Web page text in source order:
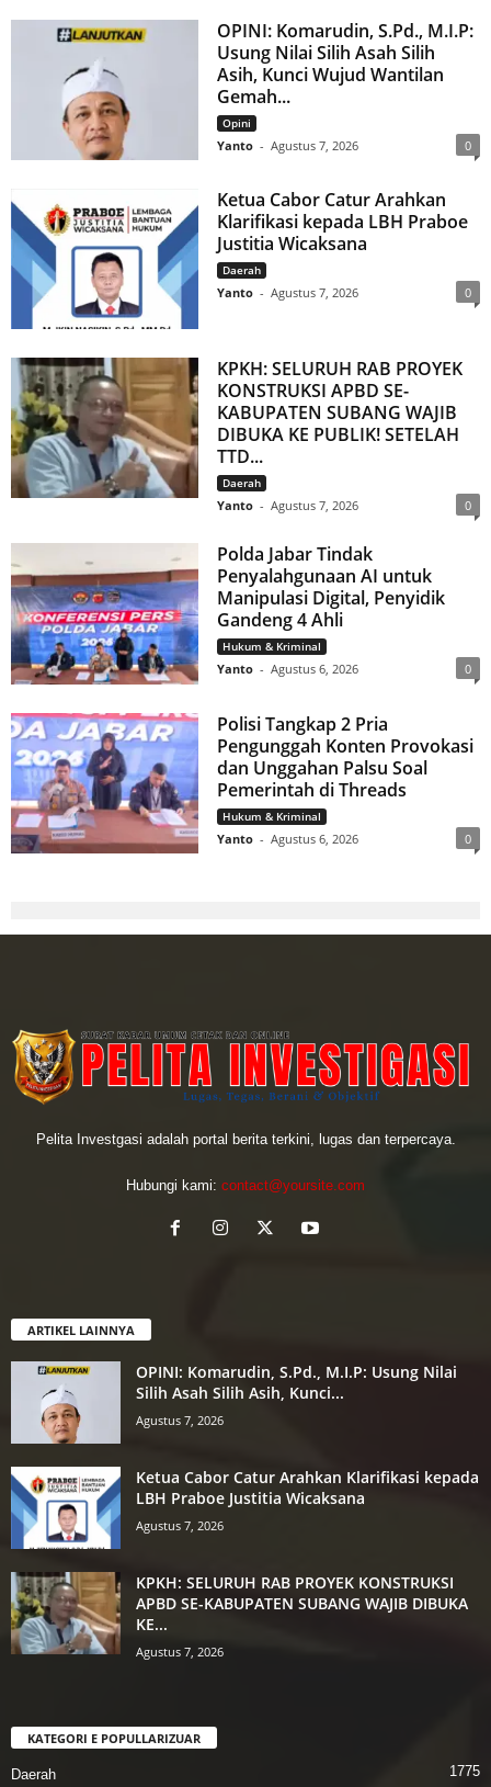
OPINI: Komarudin, S.Pd., M.I.P:
Usung Nilai Silih Asah Silih
Asih, Kunci Wujud Wantilan
Gemah...
Opini
Yanto - Agustus 7, 2026 0
Ketua Cabor Catur Arahkan
Klarifikasi kepada LBH Praboe
Justitia Wicaksana
Daerah
Yanto - Agustus 7, 2026 0
KPKH: SELURUH RAB PROYEK
KONSTRUKSI APBD SE-
KABUPATEN SUBANG WAJIB
DIBUKA KE PUBLIK! SETELAH
TTD...
Daerah
Yanto - Agustus 7, 2026 0
Polda Jabar Tindak
Penyalahgunaan AI untuk
Manipulasi Digital, Penyidik
Gandeng 4 Ahli
Hukum & Kriminal
Yanto - Agustus 6, 2026 0
Polisi Tangkap 2 Pria
Pengunggah Konten Provokasi
dan Unggahan Palsu Soal
Pemerintah di Threads
Hukum & Kriminal
Yanto - Agustus 6, 2026 0
Pelita Investgasi adalah portal berita terkini, lugas dan terpercaya.
Hubungi kami: contact@yoursite.com
ARTIKEL LAINNYA
OPINI: Komarudin, S.Pd., M.I.P: Usung Nilai
Silih Asah Silih Asih, Kunci...
Agustus 7, 2026
Ketua Cabor Catur Arahkan Klarifikasi kepada
LBH Praboe Justitia Wicaksana
Agustus 7, 2026
KPKH: SELURUH RAB PROYEK KONSTRUKSI
APBD SE-KABUPATEN SUBANG WAJIB DIBUKA
KE...
Agustus 7, 2026
KATEGORI E POPULLARIZUAR
Daerah 1775